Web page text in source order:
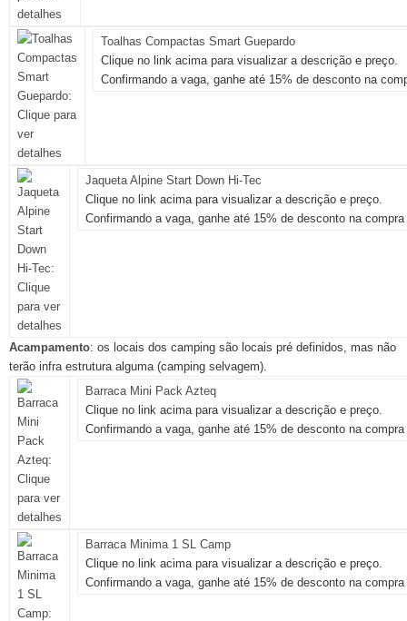
Toalhas Compactas Smart Guepardo
Clique no link acima para visualizar a descrição e preço.
Confirmando a vaga, ganhe até 15% de desconto na
Jaqueta Alpine Start Down Hi-Tec
Clique no link acima para visualizar a descrição e preço.
Confirmando a vaga, ganhe até 15% de desconto na
Acampamento: os locais dos camping são locais pré definidos, mas não
terão infra estrutura alguma (camping selvagem).
Barraca Mini Pack Azteq
Clique no link acima para visualizar a descrição e preço.
Confirmando a vaga, ganhe até 15% de desconto na
Barraca Minima 1 SL Camp
Clique no link acima para visualizar a descrição e preço.
Confirmando a vaga, ganhe até 15% de desconto na